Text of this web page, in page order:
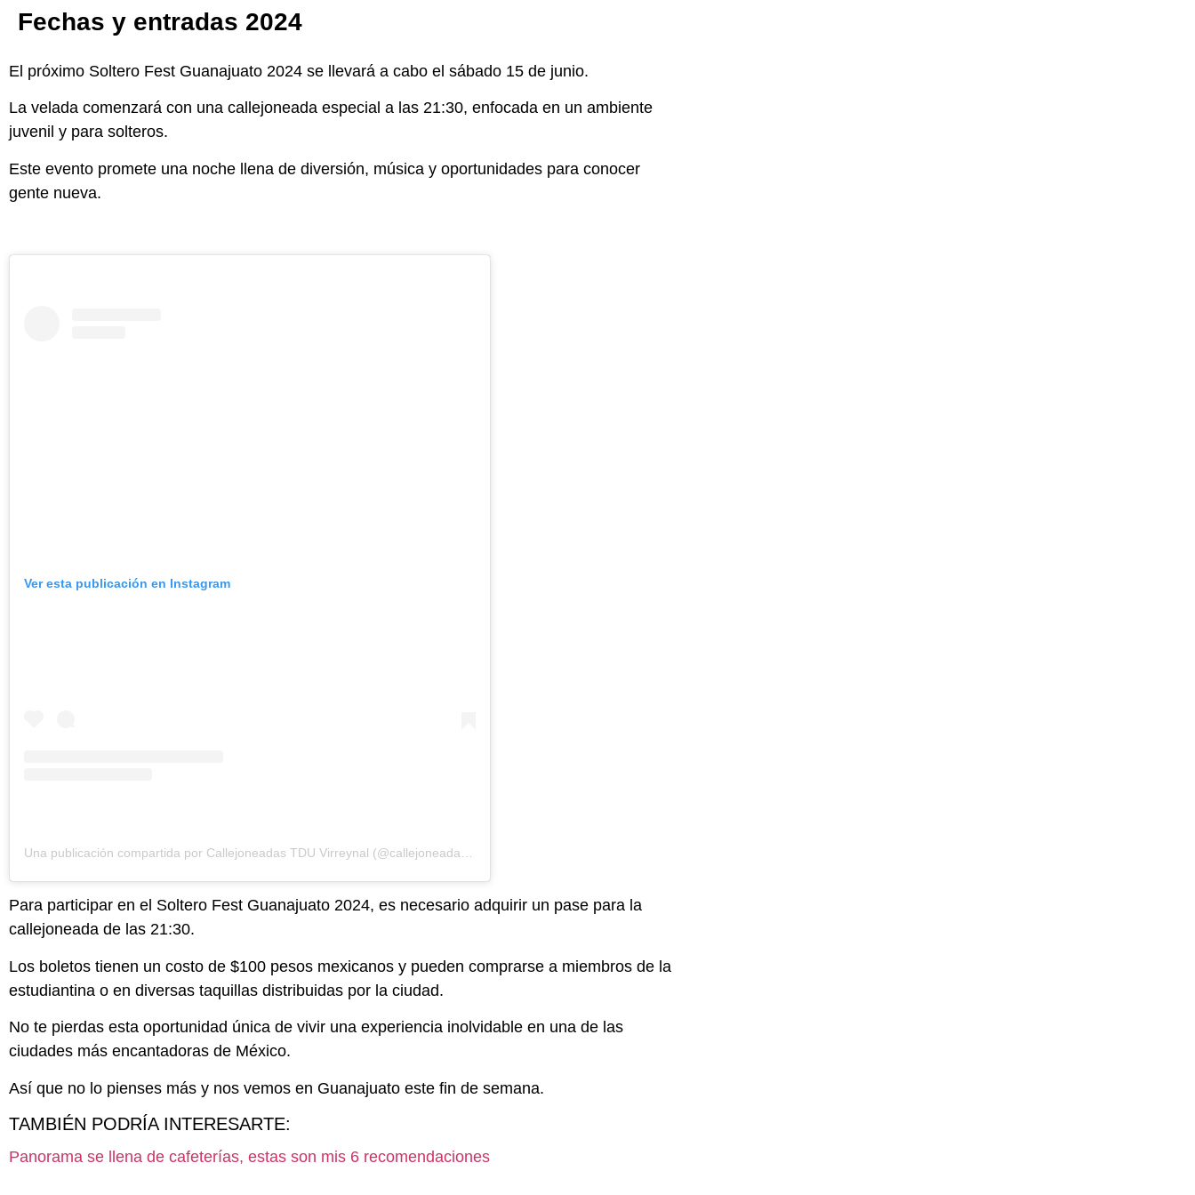
Fechas y entradas 2024
El próximo Soltero Fest Guanajuato 2024 se llevará a cabo el sábado 15 de junio.
La velada comenzará con una callejoneada especial a las 21:30, enfocada en un ambiente
juvenil y para solteros.
Este evento promete una noche llena de diversión, música y oportunidades para conocer
gente nueva.
Ver esta publicación en Instagram
Para participar en el Soltero Fest Guanajuato 2024, es necesario adquirir un pase para la
callejoneada de las 21:30.
Los boletos tienen un costo de $100 pesos mexicanos y pueden comprarse a miembros de la
estudiantina o en diversas taquillas distribuidas por la ciudad.
No te pierdas esta oportunidad única de vivir una experiencia inolvidable en una de las
ciudades más encantadoras de México.
Así que no lo pienses más y nos vemos en Guanajuato este fin de semana.
TAMBIÉN PODRÍA INTERESARTE:
Panorama se llena de cafeterías, estas son mis 6 recomendaciones